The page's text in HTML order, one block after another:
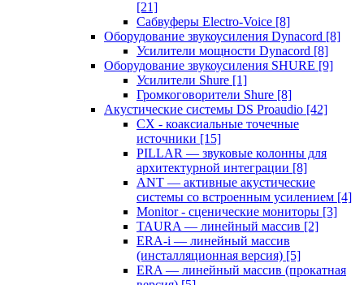
[21]
Сабвуферы Electro-Voice [8]
Оборудование звукоусиления Dynacord [8]
Усилители мощности Dynacord [8]
Оборудование звукоусиления SHURE [9]
Усилители Shure [1]
Громкоговорители Shure [8]
Акустические системы DS Proaudio [42]
CX - коаксиальные точечные
источники [15]
PILLAR — звуковые колонны для
архитектурной интеграции [8]
ANT — активные акустические
системы со встроенным усилением [4]
Monitor - сценические мониторы [3]
TAURA — линейный массив [2]
ERA-i — линейный массив
(инсталляционная версия) [5]
ERA — линейный массив (прокатная